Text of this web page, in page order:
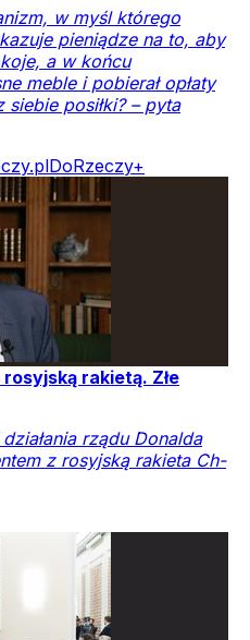
w myśl którego
pieniądze na to, aby
a w końcu
meble i pobierał opłaty
posiłki? – pyta
DoRzeczy+
rakietą. Złe
rządu Donalda
z rosyjską rakieta Ch-